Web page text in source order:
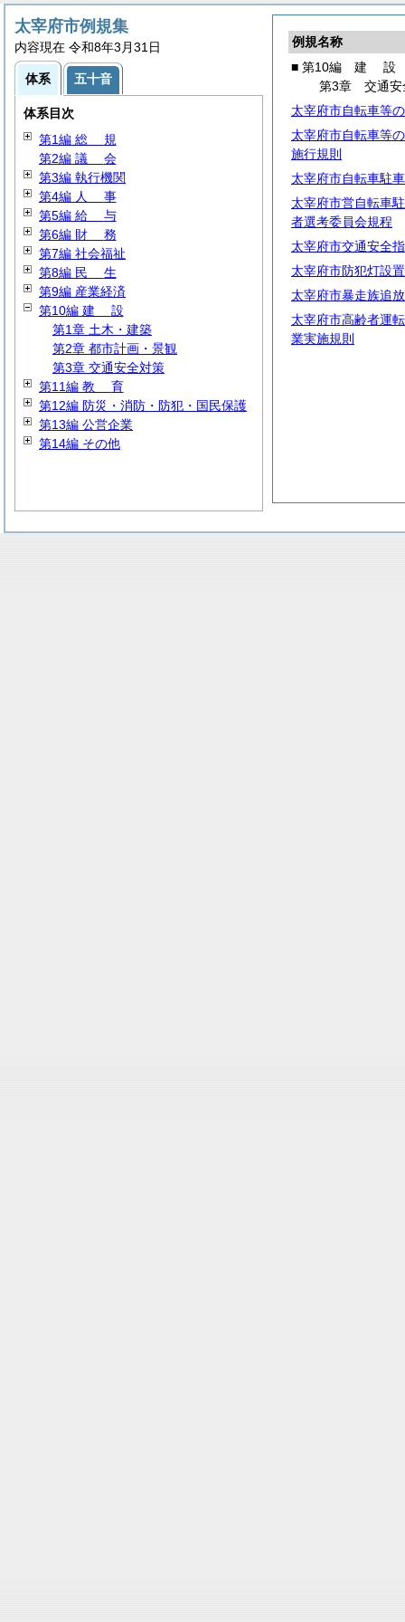
例規名称
■ 第10編 建 設
第3章 交通安
太宰府市自転車等
太宰府市自転車等
施行規則
太宰府市自転車駐
太宰府市営自転車
者選考委員会規程
太宰府市交通安全
太宰府市防犯灯設
太宰府市暴走族追
太宰府市高齢者運
業実施規則
太宰府市例規集
内容現在 令和8年3月31日
体系 五十音
体系目次
第1編 総 規
第2編 議 会
第3編 執行機関
第4編 人 事
第5編 給 与
第6編 財 務
第7編 社会福祉
第8編 民 生
第9編 産業経済
第10編 建 設
第1章 土木・建築
第2章 都市計画・景観
第3章 交通安全対策
第11編 教 育
第12編 防災・消防・防犯・国民保護
第13編 公営企業
第14編 その他